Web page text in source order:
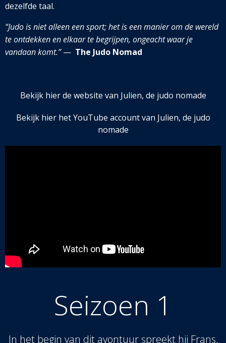
dezelfde taal.
“Judo is niet alleen een sport; het is een manier om de wereld
te ontdekken en elkaar te begrijpen, ongeacht waar je
vandaan komt.”— The Judo Nomad
Bekijk hier de website van Julien, de judo nomade
Bekijk hier het YouTube account van Julien, de judo
nomade
Seizoen 1
In het begin van dit avontuur spreekt hij Frans,